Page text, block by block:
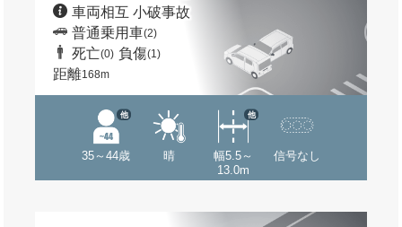
車両相互 小破事故
普通乗用車(2)
死亡(0) 負傷(1)
距離168m
35～44歳
他
晴
幅5.5～
13.0m
他
信号なし